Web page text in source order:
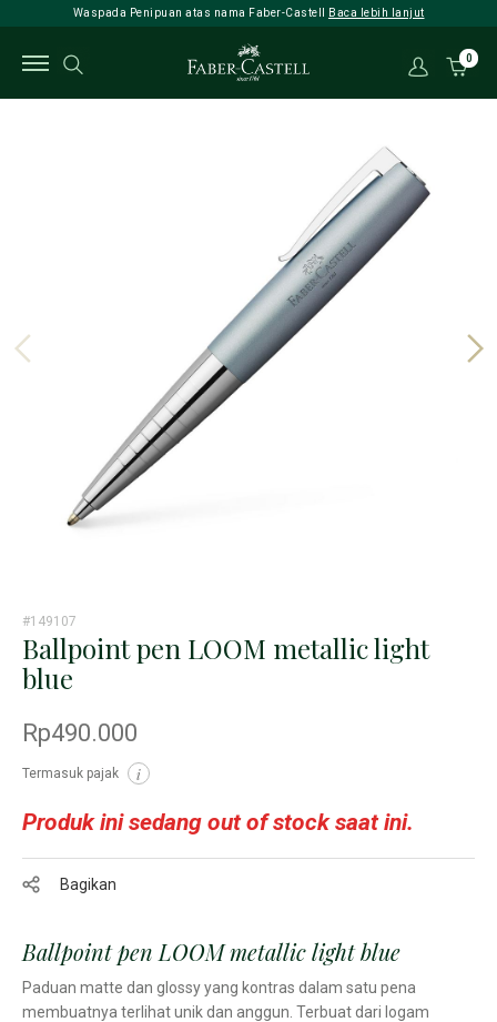
Waspada Penipuan atas nama Faber-Castell Baca lebih lanjut
0
#149107
Ballpoint pen LOOM metallic light
blue
Rp490.000
Termasuk pajak i
Produk ini sedang out of stock saat ini.
Bagikan
Ballpoint pen LOOM metallic light blue
Paduan matte dan glossy yang kontras dalam satu pena
membuatnya terlihat unik dan anggun. Terbuat dari logam